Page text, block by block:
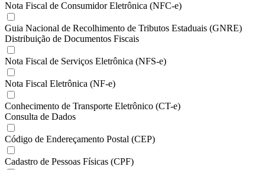
Nota Fiscal de Consumidor Eletrônica (NFC-e)
Guia Nacional de Recolhimento de Tributos Estaduais (GNRE)
Distribuição de Documentos Fiscais
Nota Fiscal de Serviços Eletrônica (NFS-e)
Nota Fiscal Eletrônica (NF-e)
Conhecimento de Transporte Eletrônico (CT-e)
Consulta de Dados
Código de Endereçamento Postal (CEP)
Cadastro de Pessoas Físicas (CPF)